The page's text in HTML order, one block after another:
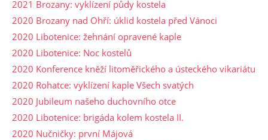
2021 Brozany: vyklízení půdy kostela
2020 Brozany nad Ohří: úklid kostela před Vánoci
2020 Libotenice: žehnání opravené kaple
2020 Libotenice: Noc kostelů
2020 Konference kněží litoměřického a ústeckého vikariátu
2020 Rohatce: vyklízení kaple Všech svatých
2020 Jubileum našeho duchovního otce
2020 Libotenice: brigáda kolem kostela II.
2020 Nučničky: první Májová